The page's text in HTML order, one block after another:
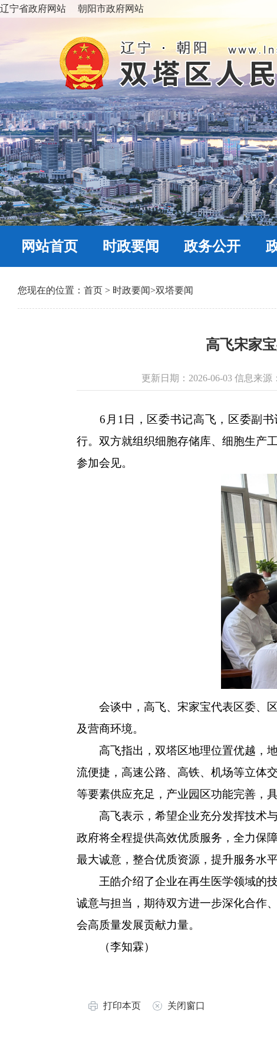
辽宁省政府网站 朝阳市政府网站
网站首页 时政要闻 政务公开
您现在的位置： 首页 > 时政要闻>双塔要闻
高飞宋家
更新日期：2026-06-03 信息来源
6月1日，区委书记高飞，区委副书
行。双方就组织细胞存储库、细胞生产
参加会见。
会谈中，高飞、宋家宝代表区委、区
及营商环境。
高飞指出，双塔区地理位置优越，地
流便捷，高速公路、高铁、机场等立体
等要素供应充足，产业园区功能完善，
高飞表示，希望企业充分发挥技术与
政府将全程提供高效优质服务，全力保
最大诚意，整合优质资源，提升服务水
王皓介绍了企业在再生医学领域的技
诚意与担当，期待双方进一步深化合作
会高质量发展贡献力量。
（李知霖）
打印本页 关闭窗口